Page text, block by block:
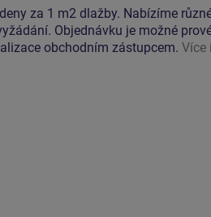
za 1 m2 dlažby. Nabízíme
Objednávku je možné
obchodním zástupcem. Více